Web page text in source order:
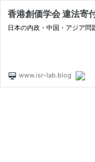
香港創価学会 違法寄
日本の内政・中国・アジア問
www.isr-lab.blog